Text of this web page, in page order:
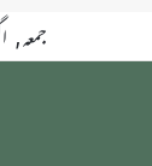
جمعہ,